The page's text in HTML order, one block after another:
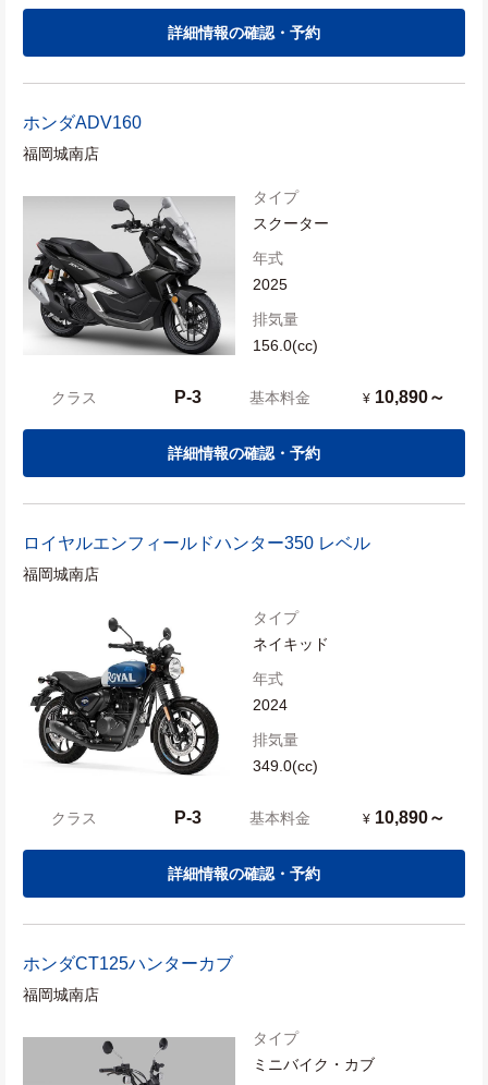
詳細情報の確認・予約
ホンダADV160
福岡城南店
タイプ
スクーター
年式
2025
排気量
156.0(cc)
クラス P-3 基本料金 ¥ 10,890～
詳細情報の確認・予約
ロイヤルエンフィールドハンター350 レベル
福岡城南店
タイプ
ネイキッド
年式
2024
排気量
349.0(cc)
クラス P-3 基本料金 ¥ 10,890～
詳細情報の確認・予約
ホンダCT125ハンターカブ
福岡城南店
タイプ
ミニバイク・カブ